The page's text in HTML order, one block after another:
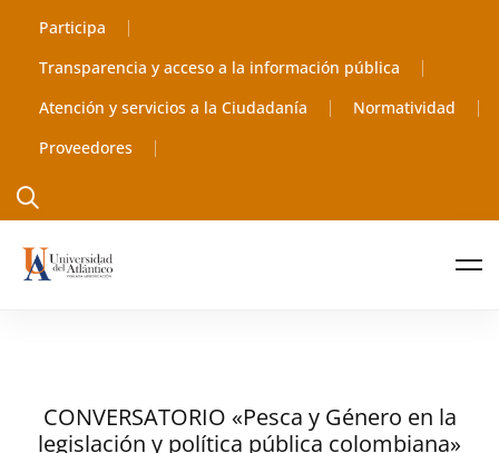
Participa
Transparencia y acceso a la información pública
Atención y servicios a la Ciudadanía
Normatividad
Proveedores
CONVERSATORIO «Pesca y Género en la
legislación y política pública colombiana»